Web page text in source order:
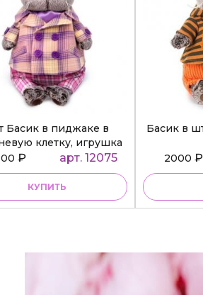
Басик в пиджаке в
клетку, игрушка
BudiBasa
₽ арт. 12075
КУПИТЬ
Басик в
2000 ₽